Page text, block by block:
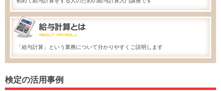
「給与計算」という業務について分かりやすくご説明します
検定の活用事例